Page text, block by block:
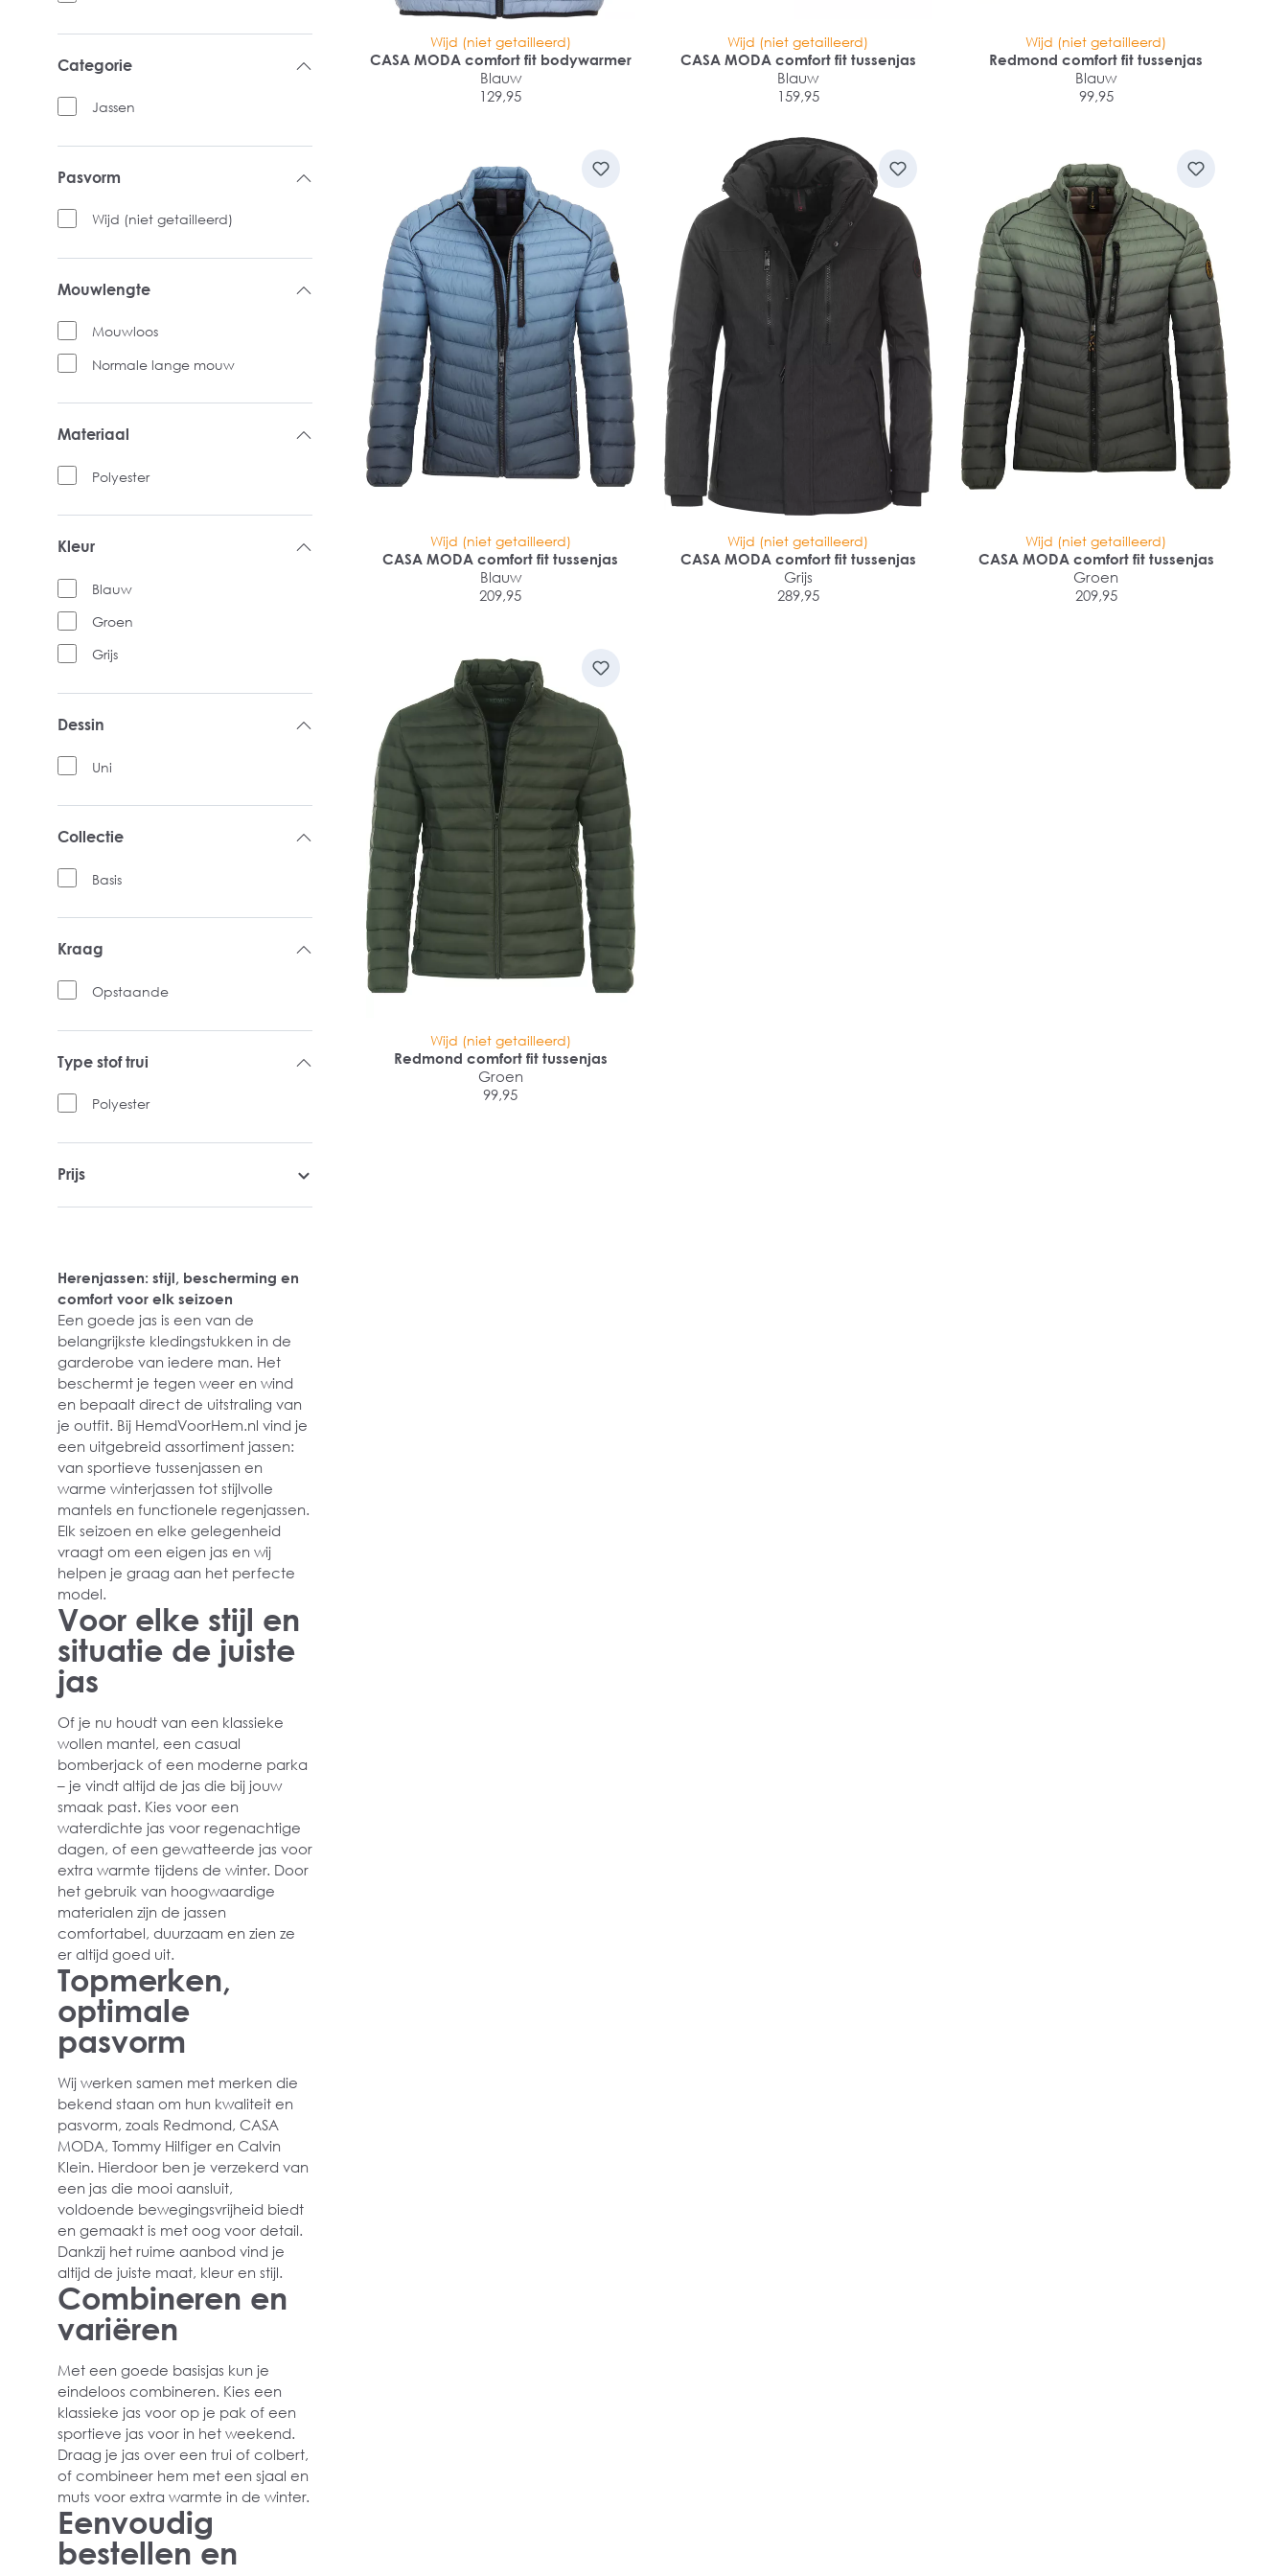
Categorie
Jassen
Pasvorm
Wijd (niet getailleerd)
Mouwlengte
Mouwloos
Normale lange mouw
Materiaal
Polyester
Kleur
Blauw
Groen
Grijs
Dessin
Uni
Collectie
Basis
Kraag
Opstaande
Type stof trui
Polyester
Prijs
Herenjassen: stijl, bescherming en
comfort voor elk seizoen
Een goede jas is een van de
belangrijkste kledingstukken in de
garderobe van iedere man. Het
beschermt je tegen weer en wind
en bepaalt direct de uitstraling van
je outfit. Bij HemdVoorHem.nl vind je
een uitgebreid assortiment jassen:
van sportieve tussenjassen en
warme winterjassen tot stijlvolle
mantels en functionele regenjassen.
Elk seizoen en elke gelegenheid
vraagt om een eigen jas en wij
helpen je graag aan het perfecte
model.
Voor elke stijl en
situatie de juiste
jas
Of je nu houdt van een klassieke
wollen mantel, een casual
bomberjack of een moderne parka
– je vindt altijd de jas die bij jouw
smaak past. Kies voor een
waterdichte jas voor regenachtige
dagen, of een gewatteerde jas voor
extra warmte tijdens de winter. Door
het gebruik van hoogwaardige
materialen zijn de jassen
comfortabel, duurzaam en zien ze
er altijd goed uit.
Topmerken,
optimale
pasvorm
Wij werken samen met merken die
bekend staan om hun kwaliteit en
pasvorm, zoals Redmond, CASA
MODA, Tommy Hilfiger en Calvin
Klein. Hierdoor ben je verzekerd van
een jas die mooi aansluit,
voldoende bewegingsvrijheid biedt
en gemaakt is met oog voor detail.
Dankzij het ruime aanbod vind je
altijd de juiste maat, kleur en stijl.
Combineren en
variëren
Met een goede basisjas kun je
eindeloos combineren. Kies een
klassieke jas voor op je pak of een
sportieve jas voor in het weekend.
Draag je jas over een trui of colbert,
of combineer hem met een sjaal en
muts voor extra warmte in de winter.
Eenvoudig
bestellen en
Wijd (niet getailleerd)
CASA MODA comfort fit bodywarmer
Blauw
129,95
Wijd (niet getailleerd)
CASA MODA comfort fit tussenjas
Blauw
159,95
Wijd (niet getailleerd)
Redmond comfort fit tussenjas
Blauw
99,95
Wijd (niet getailleerd)
CASA MODA comfort fit tussenjas
Blauw
209,95
Wijd (niet getailleerd)
CASA MODA comfort fit tussenjas
Grijs
289,95
Wijd (niet getailleerd)
CASA MODA comfort fit tussenjas
Groen
209,95
Wijd (niet getailleerd)
Redmond comfort fit tussenjas
Groen
99,95